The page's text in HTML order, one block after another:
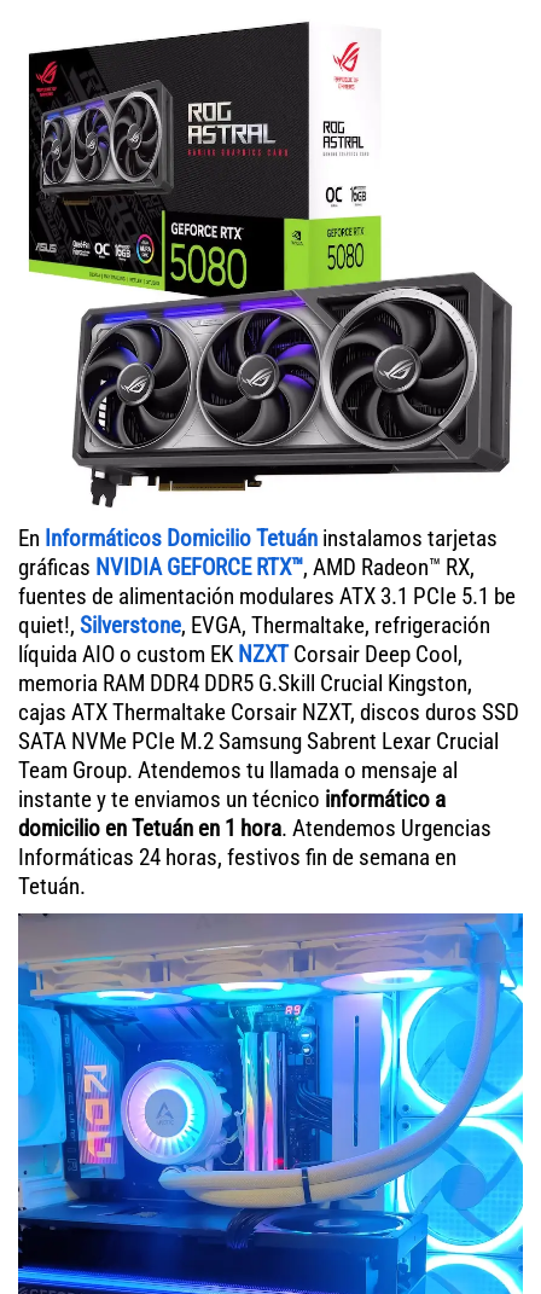
En Informáticos Domicilio Tetuán instalamos tarjetas
gráficas NVIDIA GEFORCE RTX™, AMD Radeon™ RX,
fuentes de alimentación modulares ATX 3.1 PCIe 5.1 be
quiet!, Silverstone, EVGA, Thermaltake, refrigeración
líquida AIO o custom EK NZXTCorsair Deep Cool,
memoria RAM DDR4 DDR5 G.Skill Crucial Kingston,
cajas ATX Thermaltake Corsair NZXT, discos duros SSD
SATA NVMe PCIe M.2 Samsung Sabrent Lexar Crucial
Team Group. Atendemos tu llamada o mensaje al
instante y te enviamos un técnico informático a
domicilio en Tetuán en 1 hora. Atendemos Urgencias
Informáticas 24 horas, festivos fin de semana en
Tetuán.